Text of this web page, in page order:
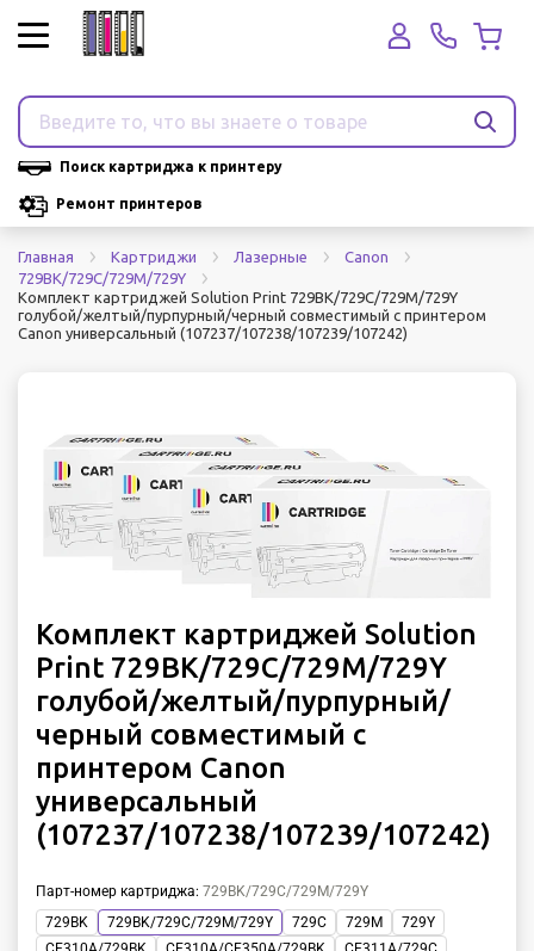
Поиск картриджа к принтеру
Ремонт принтеров
Главная Картриджи Лазерные
Canon
729BK/729C/729M/729Y
Комплект картриджей Solution Print 729BK/729C/729M/729Y
голубой/желтый/пурпурный/черный совместимый с принтером
Canon универсальный (107237/107238/107239/107242)
Комплект картриджей Solution
Print 729BK/729C/729M/729Y
голубой/желтый/пурпурный/
черный совместимый с
принтером Canon
универсальный
(107237/107238/107239/107242)
Парт-номер картриджа: 729BK/729C/729M/729Y
729BK
729BK/729C/729M/729Y 729C 729M
729Y